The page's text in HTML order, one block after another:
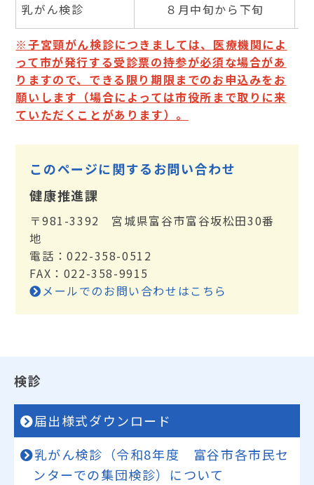
乳がん検診 ８月中旬から下旬
※子宮頸がん検診につきましては、医療機関によ
って市が発行する受診票の持参が必須な場合があ
りますので、できる限り期限までのお申込みをお
願いします（場合によっては市役所まで取りに来
ていただくことがあります）。
このページに関するお問い合わせ
健康推進課
〒981-3392 宮城県富谷市富谷坂松田30番
地
電話：022-358-0512
FAX：022-358-9915
メールでのお問い合わせはこちら
検診
届出様式ダウンロード
乳がん検診（令和8年度 富谷市各市民セ
ンターでの集団検診）について